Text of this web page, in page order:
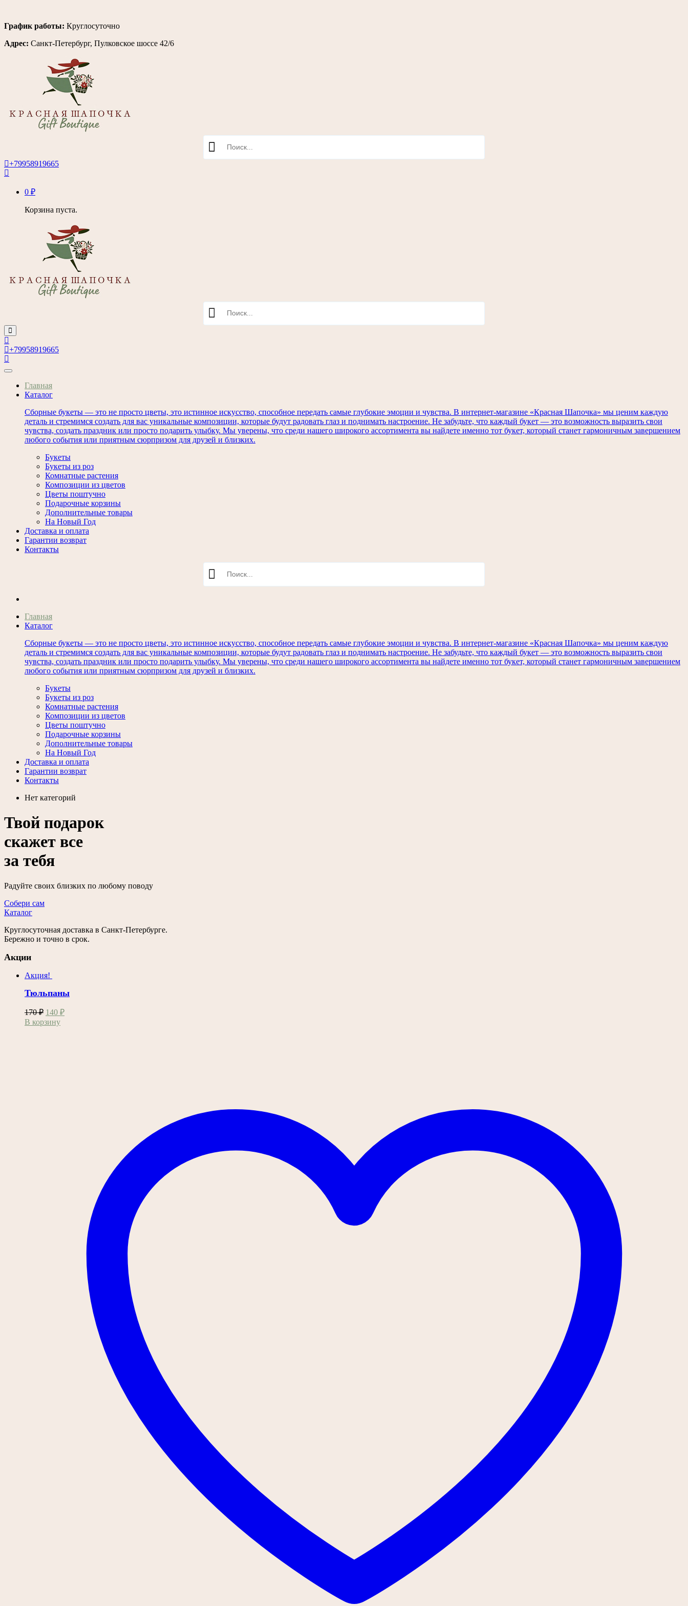
Перейти
содержимому
График работы: Круглосуточно
Адрес: Санкт-Петербург, Пулковское шоссе 42/6
+79958919665
0 ₽
Корзина пуста.
+79958919665
Главная
Каталог
Сборные букеты — это не просто цветы, это истинное искусство, способное передать самые глубокие эмоции и чувства. В интернет-магазине «Красная Шапочка» мы ценим каждую
деталь и стремимся создать для вас уникальные композиции, которые будут радовать глаз и поднимать настроение. Не забудьте, что каждый букет — это возможность выразить свои
чувства, создать праздник или просто подарить улыбку. Мы уверены, что среди нашего широкого ассортимента вы найдете именно тот букет, который станет гармоничным завершением
любого события или приятным сюрпризом для друзей и близких.
Букеты
Букеты из роз
Комнатные растения
Композиции из цветов
Цветы поштучно
Подарочные корзины
Дополнительные товары
На Новый Год
Доставка и оплата
Гарантии возврат
Контакты
Главная
Каталог
Сборные букеты — это не просто цветы, это истинное искусство, способное передать самые глубокие эмоции и чувства. В интернет-магазине «Красная Шапочка» мы ценим каждую
деталь и стремимся создать для вас уникальные композиции, которые будут радовать глаз и поднимать настроение. Не забудьте, что каждый букет — это возможность выразить свои
чувства, создать праздник или просто подарить улыбку. Мы уверены, что среди нашего широкого ассортимента вы найдете именно тот букет, который станет гармоничным завершением
любого события или приятным сюрпризом для друзей и близких.
Букеты
Букеты из роз
Комнатные растения
Композиции из цветов
Цветы поштучно
Подарочные корзины
Дополнительные товары
На Новый Год
Доставка и оплата
Гарантии возврат
Контакты
Нет категорий
Твой подарок
скажет все
за тебя
Радуйте своих близких по любому поводу
Собери сам
Каталог
Круглосуточная доставка в Санкт-Петербурге.
Бережно и точно в срок.
Акции
Акция!
Тюльпаны
170₽ Первоначальная
цена
составляла
140 ₽Текущая
В корзину